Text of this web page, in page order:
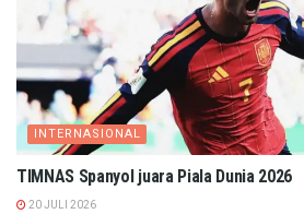
INTERNASIONAL
TIMNAS Spanyol juara Piala Dunia 2026
20 JULI 2026